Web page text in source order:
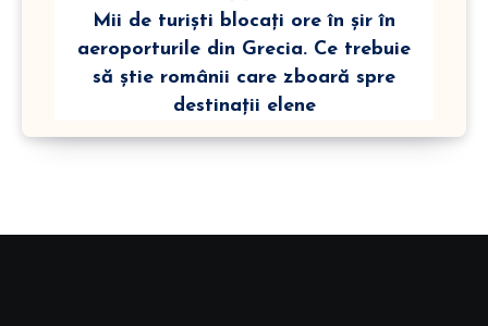
Mii de turiști blocați ore în șir în
aeroporturile din Grecia. Ce trebuie
să știe românii care zboară spre
destinații elene